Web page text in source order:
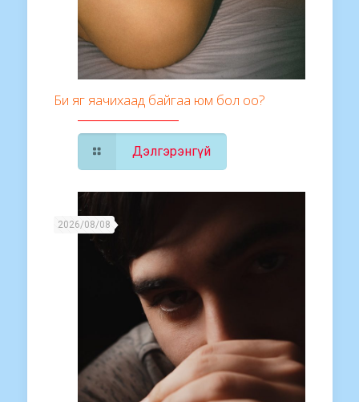
Би яг яачихаад байгаа юм бол оо?
Дэлгэрэнгүй
2026/08/08